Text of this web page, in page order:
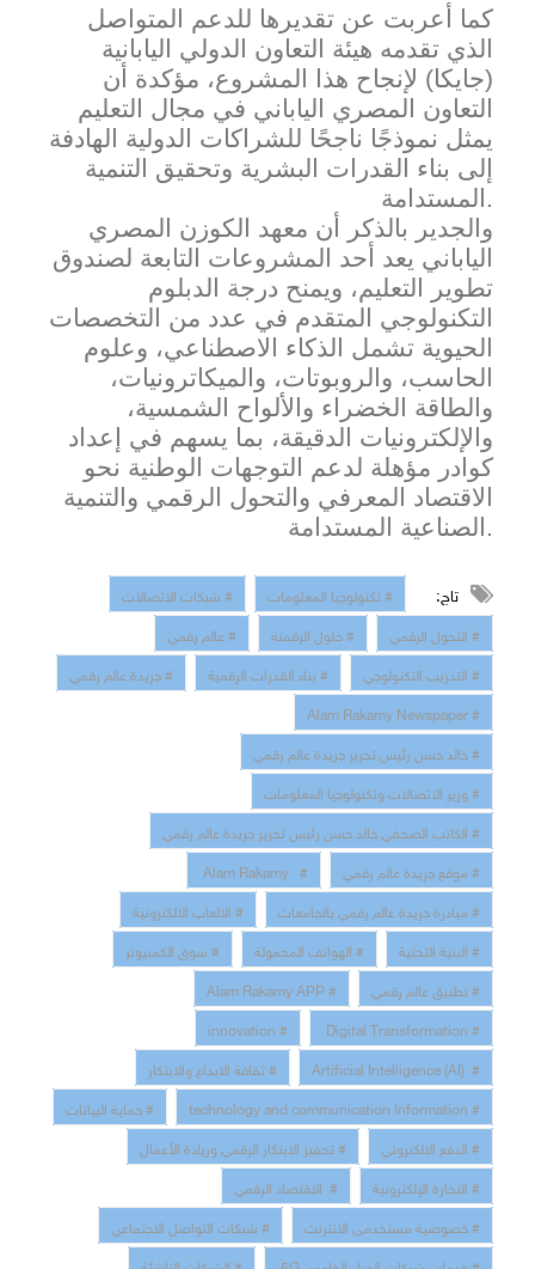
كما أعربت عن تقديرها للدعم المتواصل
الذي تقدمه هيئة التعاون الدولي اليابانية
(جايكا) لإنجاح هذا المشروع، مؤكدة أن
التعاون المصري الياباني في مجال التعليم
يمثل نموذجًا ناجحًا للشراكات الدولية الهادفة
إلى بناء القدرات البشرية وتحقيق التنمية
المستدامة.
والجدير بالذكر أن معهد الكوزن المصري
الياباني يعد أحد المشروعات التابعة لصندوق
تطوير التعليم، ويمنح درجة الدبلوم
التكنولوجي المتقدم في عدد من التخصصات
الحيوية تشمل الذكاء الاصطناعي، وعلوم
الحاسب، والروبوتات، والميكاترونيات،
والطاقة الخضراء والألواح الشمسية،
والإلكترونيات الدقيقة، بما يسهم في إعداد
كوادر مؤهلة لدعم التوجهات الوطنية نحو
الاقتصاد المعرفي والتحول الرقمي والتنمية
الصناعية المستدامة.
تاج: # تكنولوجيا المعلومات
# شبكات الاتصالات
# التحول الرقمي
# حلول الرقمنة
# عالم رقمي
# التدريب التكنولوجي
# بناء القدرات الرقمية
# جريدة عالم رقمي
# Alam Rakamy Newspaper
# خالد حسن رئيس تحرير جريدة عالم رقمي
# وزير الاتصالات وتكنولوجيا المعلومات
# الكاتب الصحفي خالد حسن رئيس تحرير جريدة عالم رقمي
# موقع جريدة عالم رقمي
# Alam Rakamy
# مبادرة جريدة عالم رقمي بالجامعات
# الالعاب الالكترونية
# البنية التحتية
# الهواتف المحمولة
# سوق الكمبيوتر
# تطبيق عالم رقمي
# Alam Rakamy APP
# Digital Transformation
# innovation
# Artificial Intelligence (AI)
# ثقافة الابداع والابتكار
# technology and communication Information
# حماية البيانات
# الدفع الالكتروني
# تحفيز الابتكار الرقمي وريادة الأعمال
# التجارة الإلكترونية
# الاقتصاد الرقمي
# خصوصية مستخدمى الانترنت
# شبكات التواصل الاجتماعي
# خدمات شبكات الجيل الخامس 5G
# الشركات الناشئة